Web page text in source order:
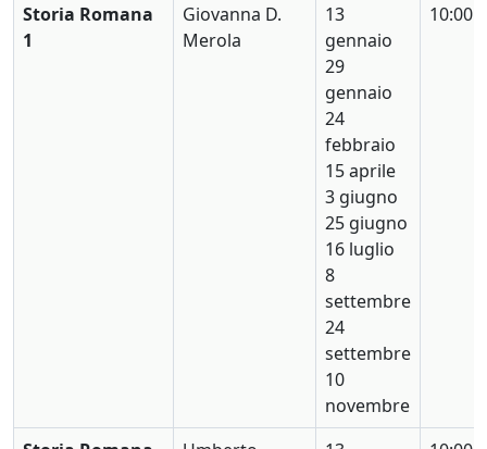
Storia Romana
1
Giovanna D.
Merola
13
gennaio
29
gennaio
24
febbraio
15 aprile
3 giugno
25 giugno
16 luglio
8
settembre
24
settembre
10
novembre
10:00